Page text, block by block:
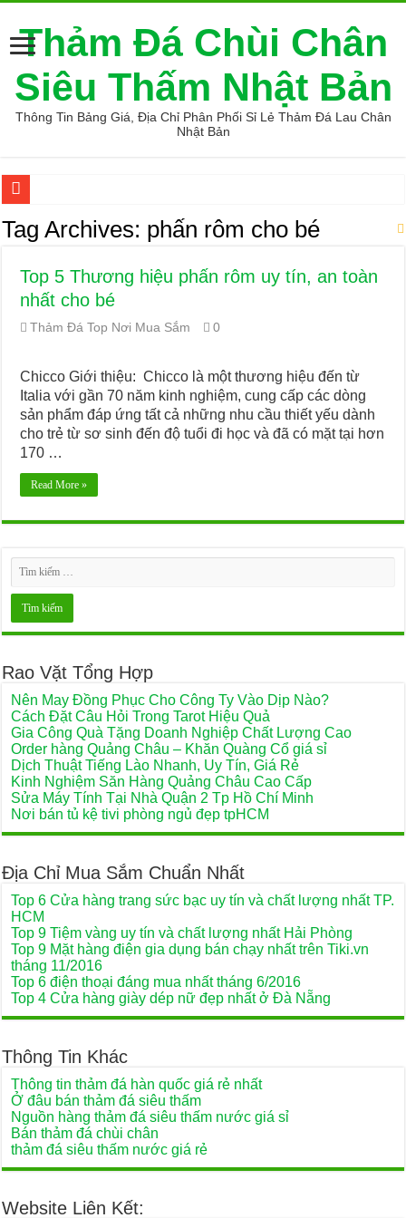
Thảm Đá Chùi Chân
Siêu Thấm Nhật Bản
Thông Tin Bảng Giá, Địa Chỉ Phân Phối Sỉ Lẻ Thảm Đá Lau Chân
Nhật Bản
Cung cấp thảm đá chùi chân loại tốt
5 Mẫu Mũ Bác Sĩ Đẹp, Đúng Chuẩn Được Sử Dụng Nhiều Hiện
Tìm chỗ mua thảm đá siêu thấm
Địa điểm thảm đá phòng tắm xịn
Tìm chỗ mua thảm đá siêu thấm nước
Kỹ Thuật Nối Mi Hàn Quốc Tại Miss Tram Academy
Tìm chỗ mua thảm đá nhà tắm loại tốt
Tag Archives: phấn rôm cho bé
Top 5 Thương hiệu phấn rôm uy tín, an toàn
nhất cho bé
Thảm Đá Top Nơi Mua Sắm 0
Chicco Giới thiệu: Chicco là một thương hiệu đến từ
Italia với gần 70 năm kinh nghiệm, cung cấp các dòng
sản phẩm đáp ứng tất cả những nhu cầu thiết yếu dành
cho trẻ từ sơ sinh đến độ tuổi đi học và đã có mặt tại hơn
170 …
Read More »
Rao Vặt Tổng Hợp
Nên May Đồng Phục Cho Công Ty Vào Dịp Nào?
Cách Đặt Câu Hỏi Trong Tarot Hiệu Quả
Gia Công Quà Tặng Doanh Nghiệp Chất Lượng Cao
Order hàng Quảng Châu – Khăn Quàng Cổ giá sỉ
Dịch Thuật Tiếng Lào Nhanh, Uy Tín, Giá Rẻ
Kinh Nghiệm Săn Hàng Quảng Châu Cao Cấp
Sửa Máy Tính Tại Nhà Quận 2 Tp Hồ Chí Minh
Nơi bán tủ kệ tivi phòng ngủ đẹp tpHCM
Địa Chỉ Mua Sắm Chuẩn Nhất
Top 6 Cửa hàng trang sức bạc uy tín và chất lượng nhất TP.
HCM
Top 9 Tiệm vàng uy tín và chất lượng nhất Hải Phòng
Top 9 Mặt hàng điện gia dụng bán chạy nhất trên Tiki.vn
tháng 11/2016
Top 6 điện thoại đáng mua nhất tháng 6/2016
Top 4 Cửa hàng giày dép nữ đẹp nhất ở Đà Nẵng
Thông Tin Khác
Thông tin thảm đá hàn quốc giá rẻ nhất
Ở đâu bán thảm đá siêu thấm
Nguồn hàng thảm đá siêu thấm nước giá sỉ
Bán thảm đá chùi chân
thảm đá siêu thấm nước giá rẻ
Website Liên Kết: